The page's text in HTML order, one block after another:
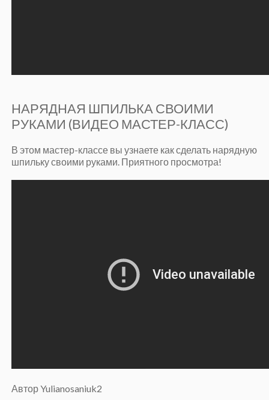
НАРЯДНАЯ ШПИЛЬКА СВОИМИ
РУКАМИ (ВИДЕО МАСТЕР-КЛАСС)
В этом мастер-классе вы узнаете как сделать нарядную
шпильку своими руками. Приятного просмотра!
Автор Yulianosaniuk2